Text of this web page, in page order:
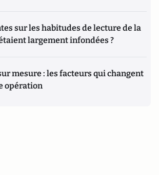
sur les habitudes de lecture de la
largement infondées ?
mesure : les facteurs qui changent
opération